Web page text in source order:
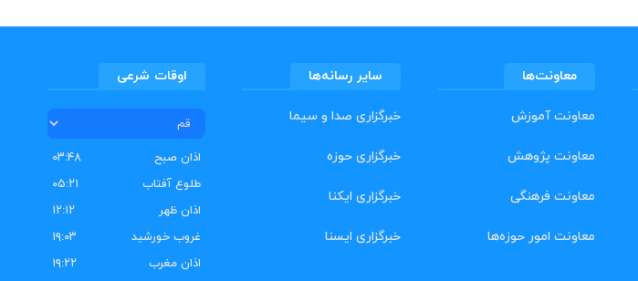
معاونت‌ها
معاونت آموزش
معاونت پژوهش
معاونت فرهنگی
معاونت امور حوزه‌ها
سایر رسانه‌ها
خبرگزاری صدا و سیما
خبرگزاری حوزه
خبرگزاری ایکنا
خبرگزاری ایسنا
اوقات شرعی
اذان صبح
۰۳:۴۸
طلوع آفتاب
۰۵:۲۱
اذان ظهر
۱۲:۱۲
غروب خورشید
۱۹:۰۳
اذان مغرب
۱۹:۲۲